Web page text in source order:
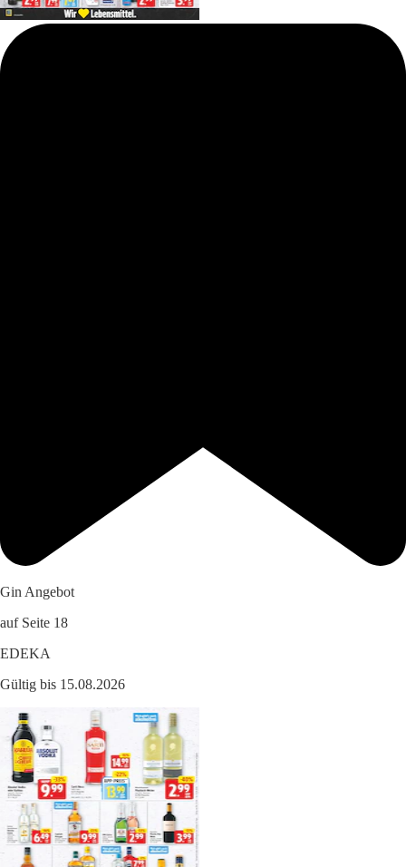
Gin Angebot
auf Seite 18
EDEKA
Gültig bis 15.08.2026